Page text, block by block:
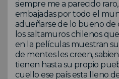
siempre me a parecido
embajadas por todo el
adueñarse de lo bueno de
los saltamuros chilenos
en la películas muestran
de mentes les creen,
tienen hasta su propio
cuello ese país esta lleno